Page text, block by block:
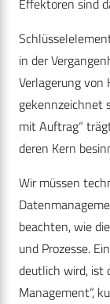
Effektoren sind
in der
Verlagerung von
gekennzeichnet
mit Auftrag“
deren Kern
Wir müssen
beachten, wie
und Prozesse.
deutlich wird, ist
Management“,